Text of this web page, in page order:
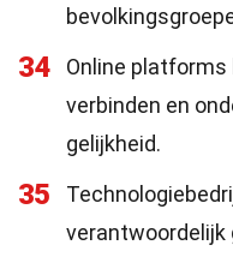
34
Online
verbinden en
gelijkheid.
35
verantwoordelijk